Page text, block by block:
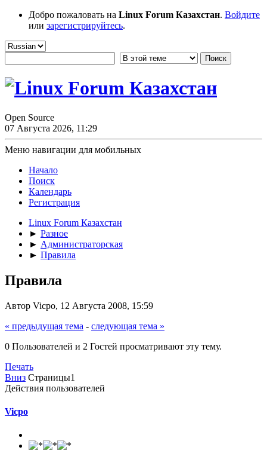
Добро пожаловать на Linux Forum Казахстан. Войдите
или зарегистрируйтесь.
Open Source
07 Августа 2026, 11:29
Меню навигации для мобильных
Начало
Поиск
Календарь
Регистрация
Linux Forum Казахстан
► Разное
► Администраторская
► Правила
Правила
Автор Vicpo, 12 Августа 2008, 15:59
« предыдущая тема - следующая тема »
0 Пользователей и 2 Гостей просматривают эту тему.
Печать
Вниз Страницы1
Действия пользователей
Vicpo